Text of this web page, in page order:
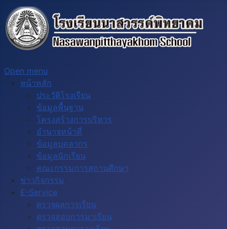
Open menu
หน้าหลัก
ประวัติโรงเรียน
ข้อมูลพื้นฐาน
โครงสร้างการบริหาร
อำนาจหน้าที่
ข้อมูลบุคลากร
ข้อมูลนักเรียน
คณะกรรมการสถานศึกษา
ข่าวกิจกรรม
E-Service
ตรวจผลการเรียน
ตรวจสอบการมาเรียน